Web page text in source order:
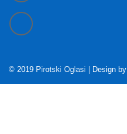
© 2019 Pirotski Oglasi | Design by